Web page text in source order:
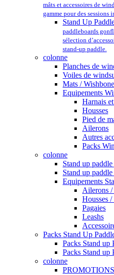
mâts et accessoires de
gamme pour des sessions
Stand Up
paddleboards
sélection
stand-up paddle.
colonne
Planches de
Voiles de
Mats /
Equipements
Harnais
Housses
Pied de
Ailerons
Autres
Packs
colonne
Stand up
Stand up
Equipements
Ailerons /
Housses
Pagaies
Leashs
Packs Stand Up
Packs Stand up
Packs Stand up
colonne
PROMOTIONS